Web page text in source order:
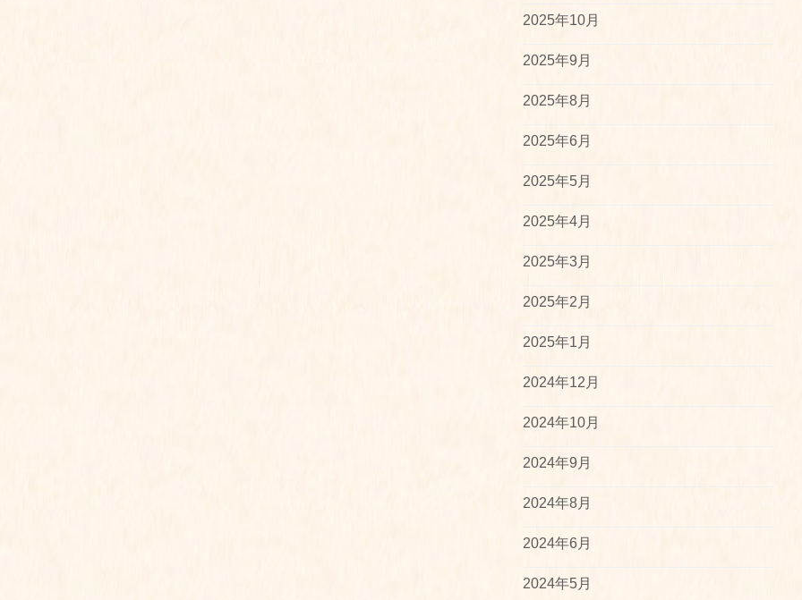
2025年10月
2025年9月
2025年8月
2025年6月
2025年5月
2025年4月
2025年3月
2025年2月
2025年1月
2024年12月
2024年10月
2024年9月
2024年8月
2024年6月
2024年5月